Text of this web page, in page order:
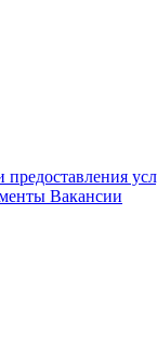
Вакансии